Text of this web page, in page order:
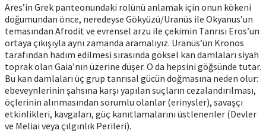
Ares’in Grek panteonundaki rolünü anlamak için onun kökeni
doğumundan önce, neredeyse Gökyüzü/Uranüs ile Okyanus’un
temasından Afrodit ve evrensel arzu ile çekimin Tanrısı Eros’un
ortaya çıkışıyla aynı zamanda aramalıyız. Uranüs’ün Kronos
tarafından hadım edilmesi sırasında göksel kan damlaları siyah
toprak olan Gaia’nın üzerine düşer. O da hepsini göğsünde tutar.
Bu kan damlaları üç grup tanrısal gücün doğmasına neden olur:
ebeveynlerinin şahsına karşı yapılan suçların cezalandırılması,
öçlerinin alınmasından sorumlu olanlar (erinysler), savaşçı
etkinlikleri, kavgaları, güç kanıtlamalarını üstlenenler (Devler
ve Meliai veya çılgınlık Perileri).